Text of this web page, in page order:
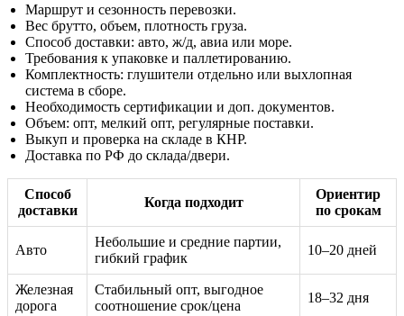
Маршрут и сезонность перевозки.
Вес брутто, объем, плотность груза.
Способ доставки: авто, ж/д, авиа или море.
Требования к упаковке и паллетированию.
Комплектность: глушители отдельно или выхлопная
система в сборе.
Необходимость сертификации и доп. документов.
Объем: опт, мелкий опт, регулярные поставки.
Выкуп и проверка на складе в КНР.
Доставка по РФ до склада/двери.
Способ
доставки
Когда подходит
Ориентир
по срокам
Авто
Небольшие и средние партии,
гибкий график
10–20 дней
Железная
дорога
Стабильный опт, выгодное
соотношение срок/цена
18–32 дня